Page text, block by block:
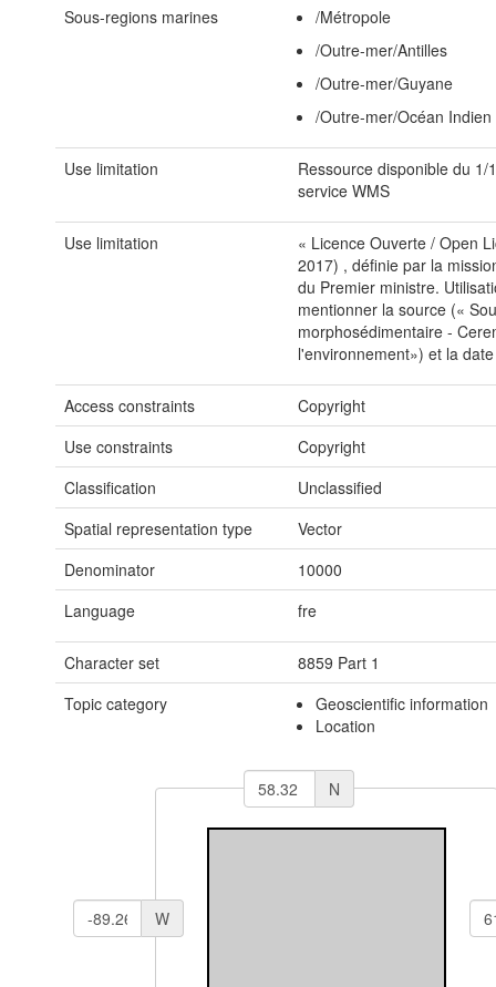
Sous-regions marines
/Métropole
/Outre-mer/Antilles
/Outre-mer/Guyane
/Outre-mer/Océan Indien
Use limitation
Ressource disponible du
service WMS
Use limitation
« Licence Ouverte / Open
2017) , définie par la
du Premier ministre.
mentionner la source («
morphosédimentaire -
l'environnement») et la
Access constraints
Copyright
Use constraints
Copyright
Classification
Unclassified
Spatial representation type
Vector
Denominator
10000
Language
fre
Character set
8859 Part 1
Topic category
Geoscientific information
Location
N
W